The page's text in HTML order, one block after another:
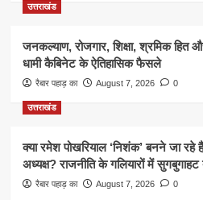
उत्तराखंड
जनकल्याण, रोजगार, शिक्षा, श्रमिक हित
धामी कैबिनेट के ऐतिहासिक फैसले
रैबार पहाड़ का August 7, 2026 0
उत्तराखंड
क्या रमेश पोखरियाल ‘निशंक’ बनने जा
अध्यक्ष? राजनीति के गलियारों में
रैबार पहाड़ का August 7, 2026 0